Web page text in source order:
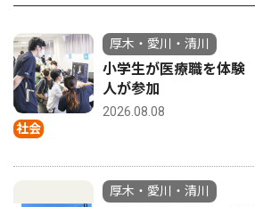
社会
厚木・愛川・清川
小学生が医療職を体
人が参加
2026.08.08
厚木・愛川・清川